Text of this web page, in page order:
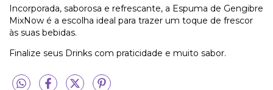
Incorporada, saborosa e refrescante, a Espuma de Gengibre
MixNow é a escolha ideal para trazer um toque de frescor
às suas bebidas.
Finalize seus Drinks com praticidade e muito sabor.